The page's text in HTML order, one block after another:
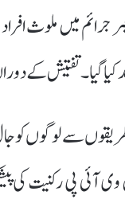
سے لوگوں کو جال
وی آئی پی رکنیت